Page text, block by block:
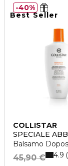
Best Seller
COLLISTAR
SPECIALE
Balsamo
45,90 € 4.9
40%